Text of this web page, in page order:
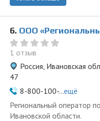
6. ООО «Региональный
1 отзыв
Россия, Ивановская
47
8-800-100-...ещё
Региональный оператор
Ивановской области.